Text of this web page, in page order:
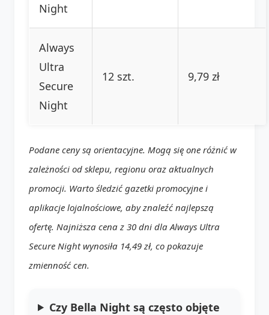
Night
Always
Ultra
Secure
Night
12 szt. 9,79 zł
Podane ceny są orientacyjne. Mogą się one różnić w
zależności od sklepu, regionu oraz aktualnych
promocji. Warto śledzić gazetki promocyjne i
aplikacje lojalnościowe, aby znaleźć najlepszą
ofertę. Najniższa cena z 30 dni dla Always Ultra
Secure Night wynosiła 14,49 zł, co pokazuje
zmienność cen.
Czy Bella Night są często objęte